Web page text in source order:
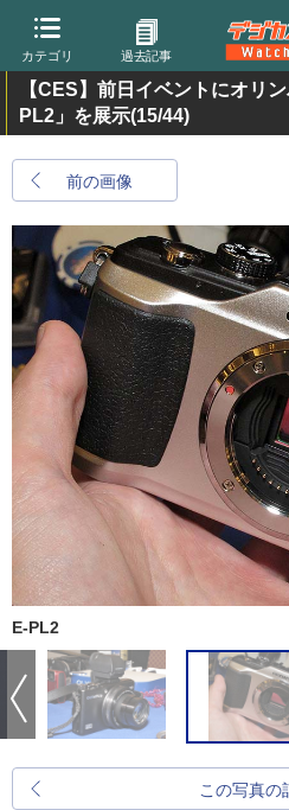
カテゴリ 過去記事
【CES】前日イベントにオリ
PL2」を展示(15/44)
前の画像
E-PL2
この写真の